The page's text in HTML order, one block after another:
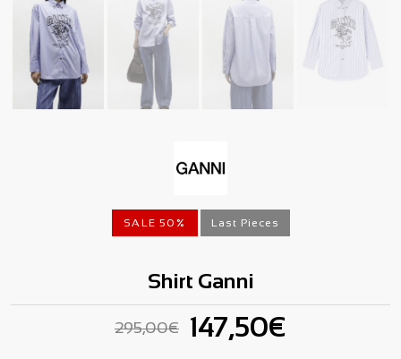
SALE 50% Last Pieces
Shirt Ganni
295,00€ 147,50€